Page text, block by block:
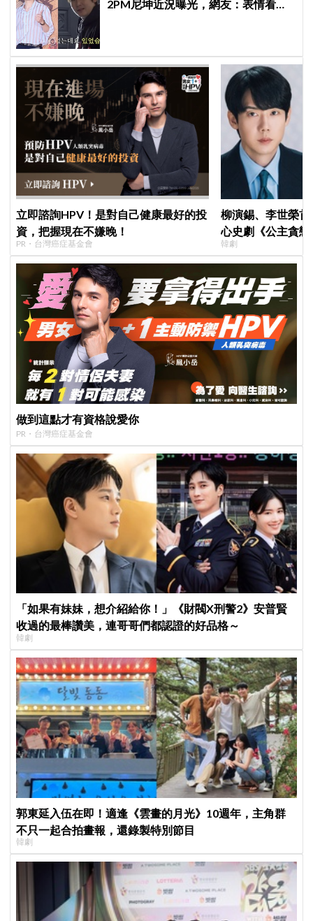
2PM尼坤近況曝光，網友：表情看起
立即諮詢HPV！是對自己健康最好的投
資，把握現在不嫌晚！
PR・台灣癌症基金會
柳演錫、李世榮
心史劇《公主貪
羅密歐與茱麗葉」
韓劇
做到這點才有資格說愛你
PR・台灣癌症基金會
「如果有妹妹，想介紹給你！」《財閥X刑警2》安普賢
收過的最棒讚美，連哥哥們都認證的好品格～
韓劇
郭東延入伍在即！適逢《雲畫的月光》10週年，主角群
不只一起合拍畫報，還錄製特別節目
韓劇